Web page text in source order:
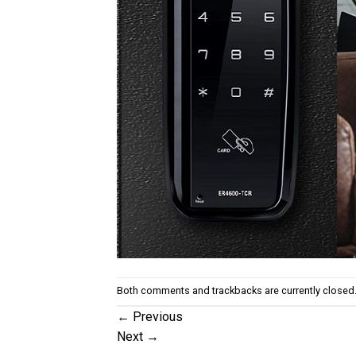
Both comments and trackbacks are currently closed.
← Previous
Next →